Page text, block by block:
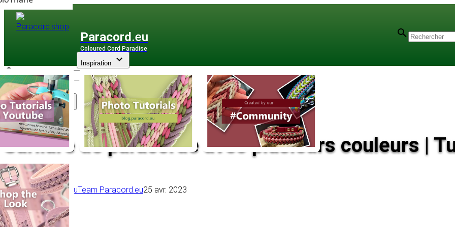
Paracord .eu
Coloured Cord Paradise
Assortiment
Inspiration
Surliure de paracorde avec plusieurs couleurs |
Retour à l'aperçu
Team Paracord.eu25 avr. 2023
Tips & Tricks